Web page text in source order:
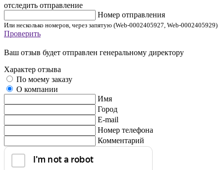
отследить отправление
Номер отправления
Или несколько номеров, через запятую (Web-0002405927, Web-0002405929)
Проверить
Ваш отзыв будет отправлен генеральному директору
Характер отзыва
По моему заказу
О компании
Имя
Город
E-mail
Номер телефона
Комментарий